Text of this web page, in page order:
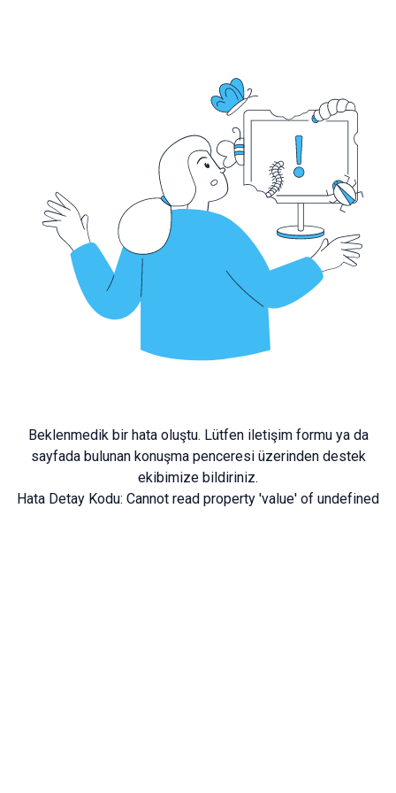
Beklenmedik bir hata oluştu. Lütfen iletişim formu ya da
sayfada bulunan konuşma penceresi üzerinden destek
ekibimize bildiriniz.
Hata Detay Kodu: Cannot read property 'value' of undefined